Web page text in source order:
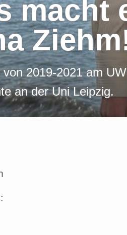
von 2019-2021 am
an der Uni Leipzig.
: